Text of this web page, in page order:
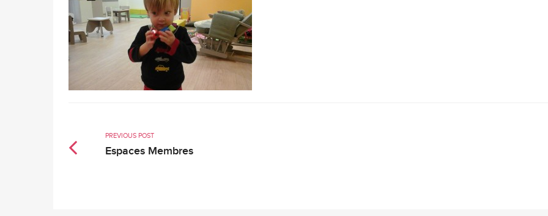
PREVIOUS POST
Espaces Membres